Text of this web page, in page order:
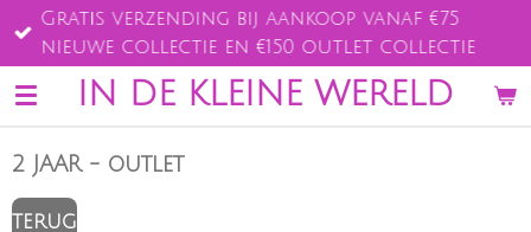
Ga
direct
naar
de
IN DE KLEINE WERELD
Gratis verzending bij aankoop vanaf €75
nieuwe collectie en €150 outlet collectie
2 JAAR - outlet
TERUG